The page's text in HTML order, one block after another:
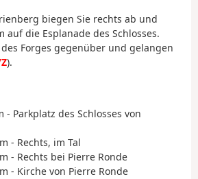
biegen Sie rechts ab und
auf die Esplanade des Schlosses.
Forges gegenüber und gelangen
).
- Parkplatz des Schlosses von
- Rechts, im Tal
- Rechts bei Pierre Ronde
- Kirche von Pierre Ronde